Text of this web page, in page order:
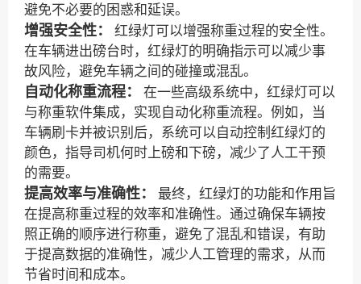
避免不必要的困惑和延误。
增强安全性： 红绿灯可以增强称重过程的安全性。
在车辆进出磅台时，红绿灯的明确指示可以减少事
故风险，避免车辆之间的碰撞或混乱。
自动化称重流程： 在一些高级系统中，红绿灯可以
与称重软件集成，实现自动化称重流程。例如，当
车辆刷卡并被识别后，系统可以自动控制红绿灯的
颜色，指导司机何时上磅和下磅，减少了人工干预
的需要。
提高效率与准确性： 最终，红绿灯的功能和作用旨
在提高称重过程的效率和准确性。通过确保车辆按
照正确的顺序进行称重，避免了混乱和错误，有助
于提高数据的准确性，减少人工管理的需求，从而
节省时间和成本。